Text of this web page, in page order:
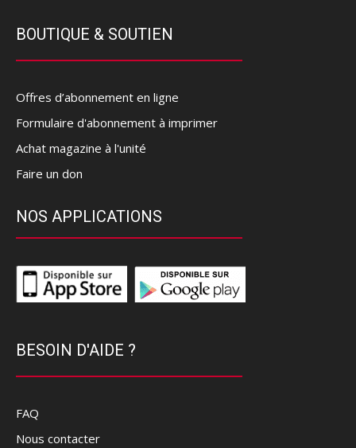
BOUTIQUE & SOUTIEN
Offres d’abonnement en ligne
Formulaire d'abonnement à imprimer
Achat magazine à l'unité
Faire un don
NOS APPLICATIONS
BESOIN D'AIDE ?
FAQ
Nous contacter